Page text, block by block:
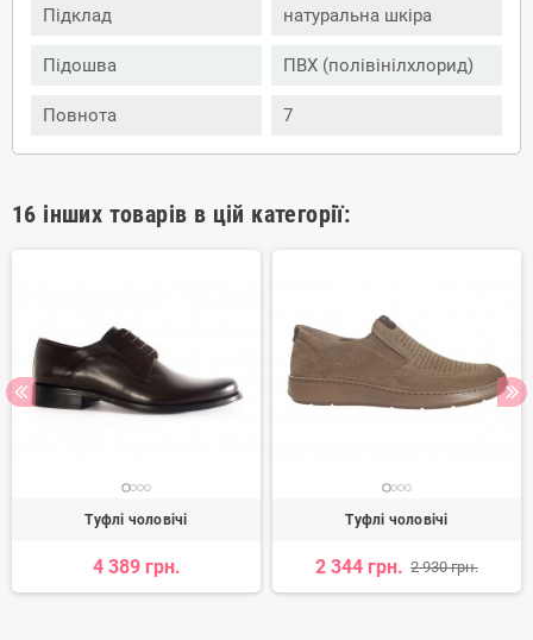
Підклад натуральна шкіра
Підошва ПВХ (полівінілхлорид)
Повнота 7
16 інших товарів в цій категорії:
Туфлі чоловічі
4 389 грн.
Туфлі чоловічі
2 344 грн. 2 930 грн.